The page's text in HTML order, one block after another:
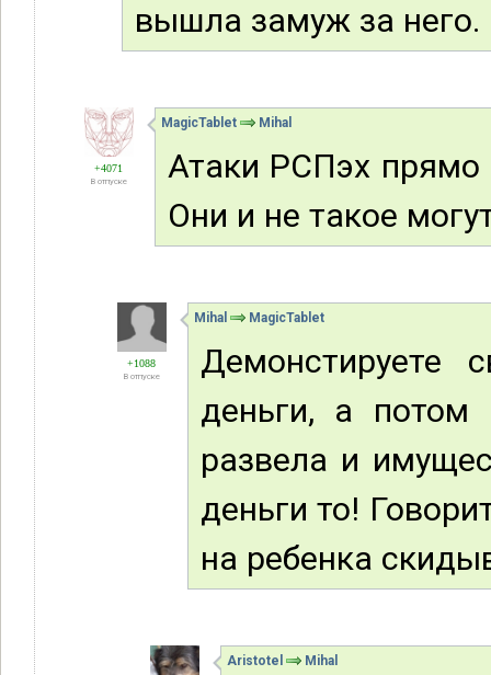
вышла замуж за него.
+4071
В отпуске
MagicTablet Mihal
Атаки РСПэх
Они и не такое
+1088
В отпуске
Mihal MagicTablet
Демонстируете
деньги, а потом
развела и
деньги то!
на ребенка
Aristotel Mihal